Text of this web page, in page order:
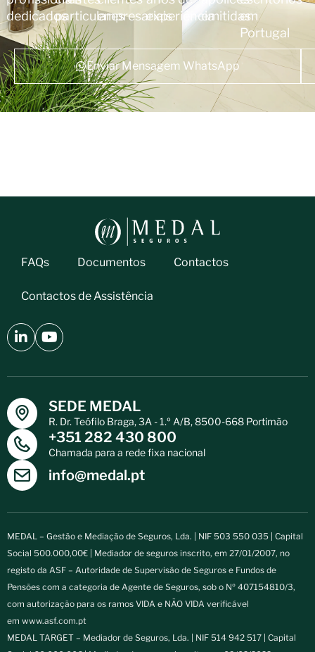
dedicadosparticularesempresariaisexperiênciaemitidas
em
Portugal
Enviar Mensagem WhatsApp
FAQs Documentos Contactos
Contactos de Assistência
SEDE MEDAL
R. Dr. Teófilo Braga, 3A - 1.º A/B, 8500-668 Portimão
+351 282 430 800
Chamada para a rede fixa nacional
info@medal.pt
MEDAL – Gestão e Mediação de Seguros, Lda. | NIF 503 550 035 | Capital
Social 500.000,00€ | Mediador de seguros inscrito, em 27/01/2007, no
registo da ASF – Autoridade de Supervisão de Seguros e Fundos de
Pensões com a categoria de Agente de Seguros, sob o Nº 407154810/3,
com autorização para os ramos VIDA e NÃO VIDA verificável
em www.asf.com.pt
MEDAL TARGET – Mediador de Seguros, Lda. | NIF 514 942 517 | Capital